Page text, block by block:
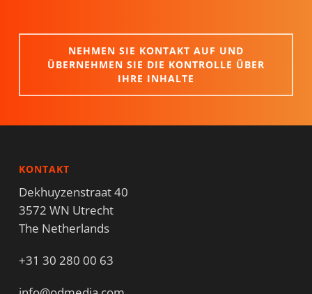
NEHMEN SIE KONTAKT AUF UND
ÜBERNEHMEN SIE DIE KONTROLLE ÜBER
IHRE INHALTE
KONTAKT
Dekhuyzenstraat 40
3572 WN Utrecht
The Netherlands
+31 30 280 00 63